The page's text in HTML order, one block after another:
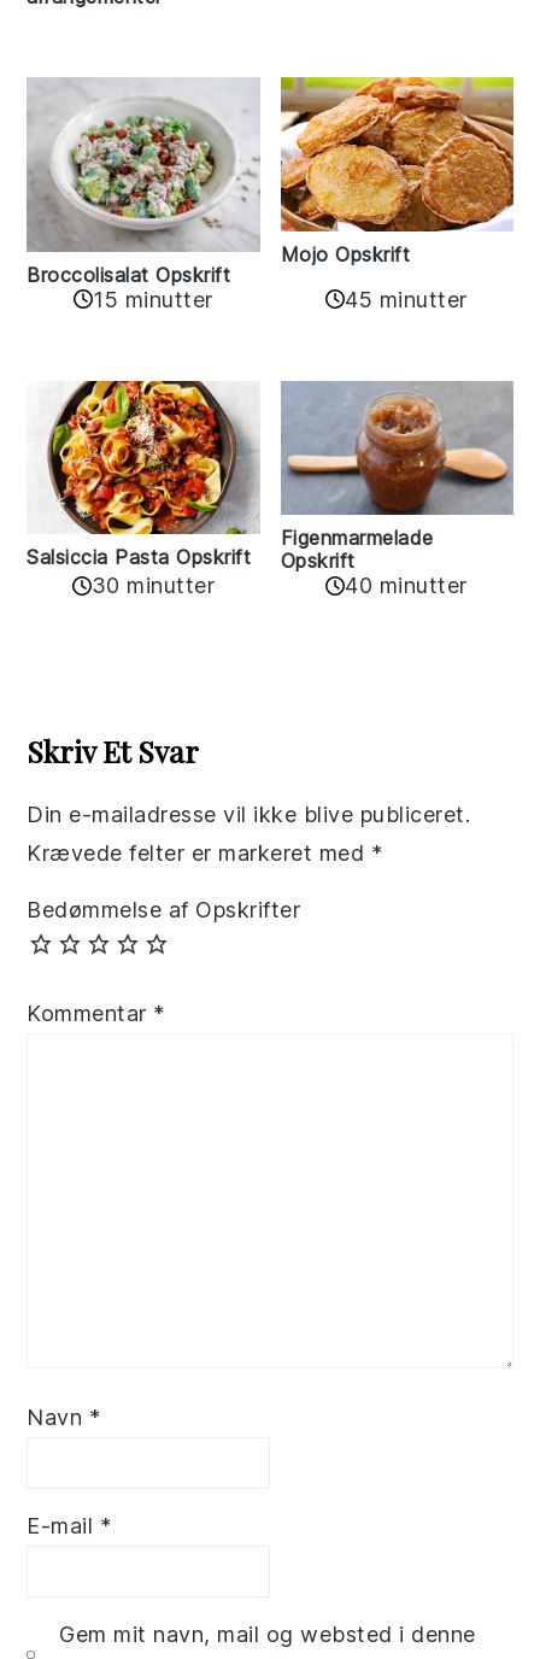
Broccolisalat Opskrift
15 minutter
Mojo Opskrift
45 minutter
Salsiccia Pasta Opskrift
30 minutter
Figenmarmelade
Opskrift
40 minutter
Interactions
Skriv Et Svar
Din e-mailadresse vil ikke blive publiceret.
Krævede felter er markeret med *
Bedømmelse af Opskrifter
Kommentar *
Navn *
E-mail *
Gem mit navn, mail og websted i denne